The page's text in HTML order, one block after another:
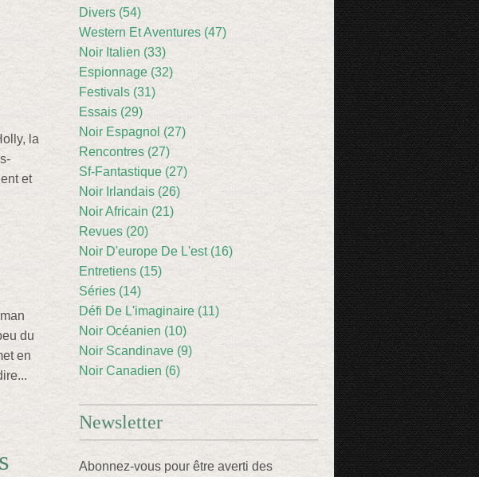
la
et
du
en
Divers (54)
Western Et Aventures (47)
Noir Italien (33)
Espionnage (32)
Festivals (31)
Essais (29)
Noir Espagnol (27)
Rencontres (27)
Sf-Fantastique (27)
Noir Irlandais (26)
Noir Africain (21)
Revues (20)
Noir D'europe De L'est (16)
Entretiens (15)
Séries (14)
Défi De L'imaginaire (11)
Noir Océanien (10)
Noir Scandinave (9)
Noir Canadien (6)
Newsletter
Abonnez-vous pour être averti des